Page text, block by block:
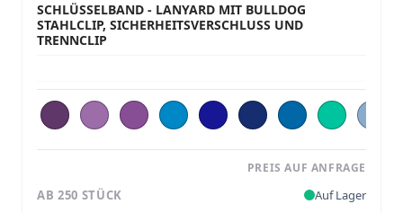
SCHLÜSSELBAND - LANYARD MIT BULLDOG
STAHLCLIP, SICHERHEITSVERSCHLUSS UND
TRENNCLIP
PREIS AUF ANFRAGE
AB 250 STÜCK Auf Lager